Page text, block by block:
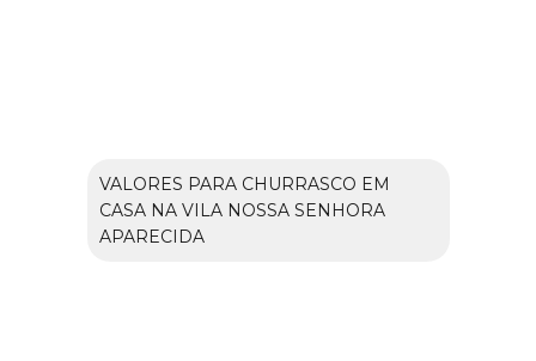
VALORES PARA CHURRASCO EM
CASA NA VILA NOSSA SENHORA
APARECIDA